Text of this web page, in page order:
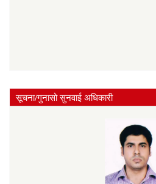
सूचना/गुनासो सुनवाई अधिकारी